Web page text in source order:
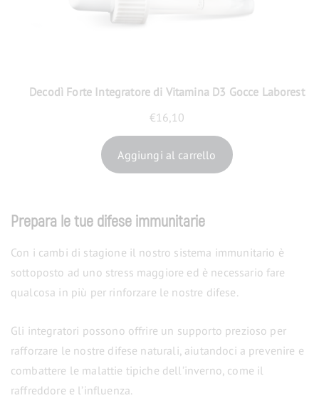
Decodì Forte Integratore di Vitamina D3 Gocce Laborest
€16,10
Aggiungi al carrello
Prepara le tue difese immunitarie
Con i cambi di stagione il nostro sistema immunitario è
sottoposto ad uno stress maggiore ed è necessario fare
qualcosa in più per rinforzare le nostre difese.
Gli integratori possono offrire un supporto prezioso per
rafforzare le nostre difese naturali, aiutandoci a prevenire e
combattere le malattie tipiche dell’inverno, come il
raffreddore e l’influenza.